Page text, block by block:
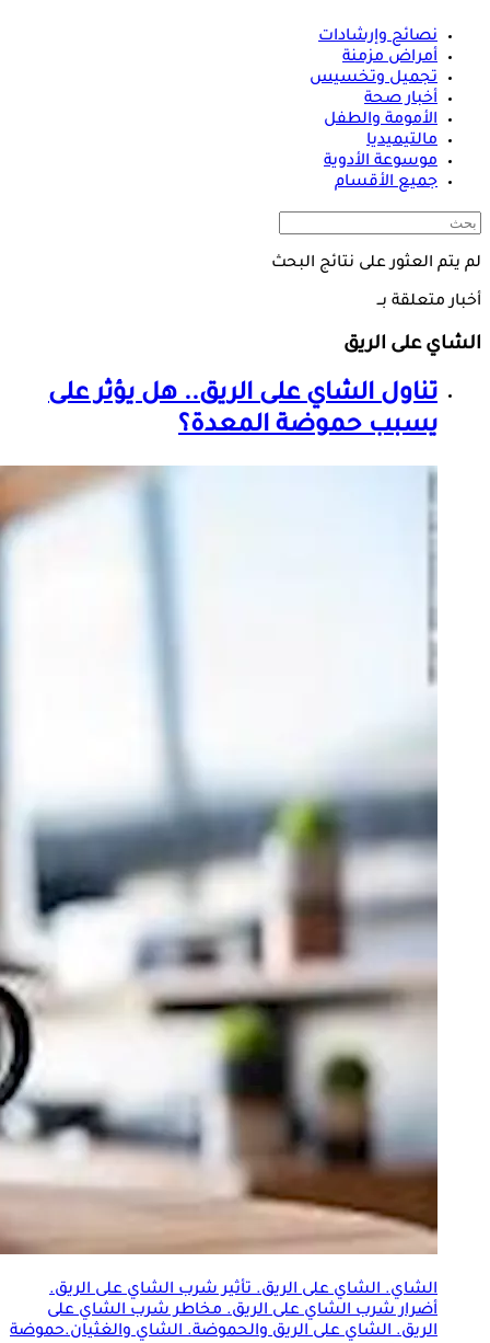
نصائح وإرشادات
أمراض مزمنة
تجميل وتخسيس
أخبار صحة
الأمومة والطفل
مالتيميديا
موسوعة الأدوية
جميع الأقسام
لم يتم العثور على نتائج البحث
أخبار متعلقة بــ
الشاي على الريق
تناولالشاي على الريق.. هل يؤثر على
يسبب حموضة المعدة؟
الشاي.الشاي على الريق. تأثير شربالشاي على الريق.
أضرار شربالشاي على الريق. مخاطر شربالشاي على
الريق.الشاي على الريقوالحموضة. الشاي والغثيان.حموضة